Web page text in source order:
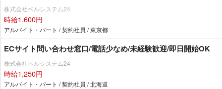
株式会社ベルシステム24
時給1,600円
アルバイト・パート / 契約社員 / 東京都
ECサイト問い合わせ窓口/電話少なめ/未経験歓迎/即日開始OK
株式会社ベルシステム24
時給1,250円
アルバイト・パート / 契約社員 / 北海道